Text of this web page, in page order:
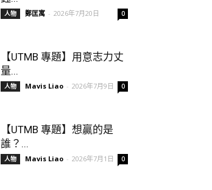
人物 鄭匡寓 - 2026年7月20日 0
【UTMB 專題】用意志力丈
量...
人物 Mavis Liao - 2026年7月9日 0
【UTMB 專題】想贏的是
誰？...
人物 Mavis Liao - 2026年7月1日 0